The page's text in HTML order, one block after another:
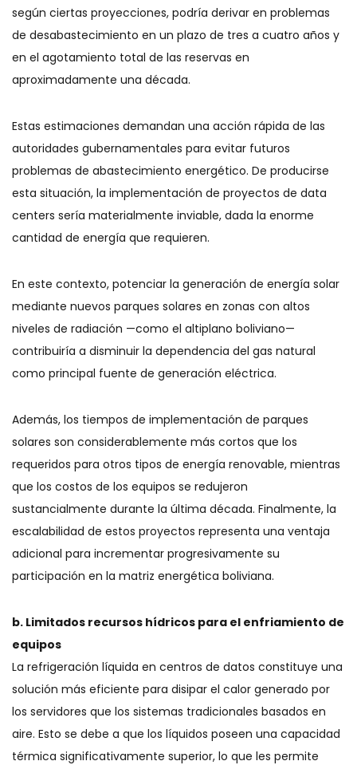
según ciertas proyecciones, podría derivar en problemas
de desabastecimiento en un plazo de tres a cuatro años y
en el agotamiento total de las reservas en
aproximadamente una década.
Estas estimaciones demandan una acción rápida de las
autoridades gubernamentales para evitar futuros
problemas de abastecimiento energético. De producirse
esta situación, la implementación de proyectos de data
centers sería materialmente inviable, dada la enorme
cantidad de energía que requieren.
En este contexto, potenciar la generación de energía solar
mediante nuevos parques solares en zonas con altos
niveles de radiación —como el altiplano boliviano—
contribuiría a disminuir la dependencia del gas natural
como principal fuente de generación eléctrica.
Además, los tiempos de implementación de parques
solares son considerablemente más cortos que los
requeridos para otros tipos de energía renovable, mientras
que los costos de los equipos se redujeron
sustancialmente durante la última década. Finalmente, la
escalabilidad de estos proyectos representa una ventaja
adicional para incrementar progresivamente su
participación en la matriz energética boliviana.
b. Limitados recursos hídricos para el enfriamiento de
equipos
La refrigeración líquida en centros de datos constituye una
solución más eficiente para disipar el calor generado por
los servidores que los sistemas tradicionales basados en
aire. Esto se debe a que los líquidos poseen una capacidad
térmica significativamente superior, lo que les permite